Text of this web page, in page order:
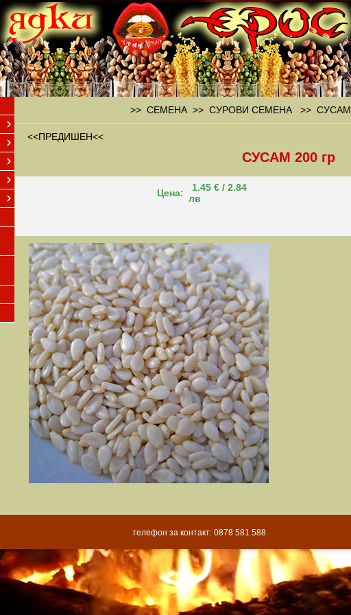
>> СЕМЕНА >> СУРОВИ СЕМЕНА >> СУСАМ
<<ПРЕДИШЕН<<
СУСАМ 200 гр
Цена:
1.45 € / 2.84
лв
телефон за контакт: 0878 581 588